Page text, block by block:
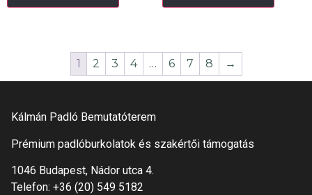
1 2 3 4 … 6 7 8 →
Kálmán Padló Bemutatóterem
Prémium padlóburkolatok és szakértői támogatás
1046 Budapest, Nádor utca 4.
Telefon: +36 (20) 549 5182